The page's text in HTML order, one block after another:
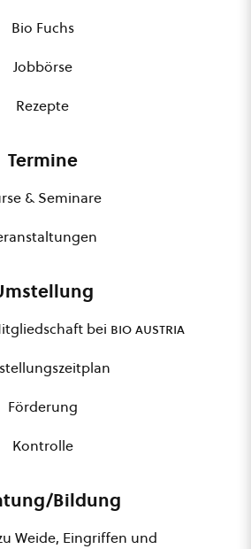
Bio Fuchs
Jobbörse
Rezepte
Termine
& Seminare
bei bio austria
Förderung
Kontrolle
Bildung
Weide, Eingriffen und